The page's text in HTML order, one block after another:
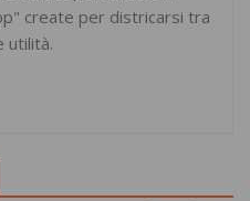
create per districarsi tra
utilità.